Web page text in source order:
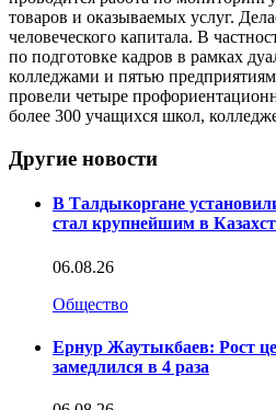
товаров и оказываемых услуг.
человеческого капитала. В
по подготовке кадров в рамках
колледжами и пятью
провели четыре
более 300 учащихся школ,
Другие новости
В Талдыкоргане
стал крупнейшим в
06.08.26
Общество
Ернур Жаутыкбаев: Рост
замедлился в 4 раза